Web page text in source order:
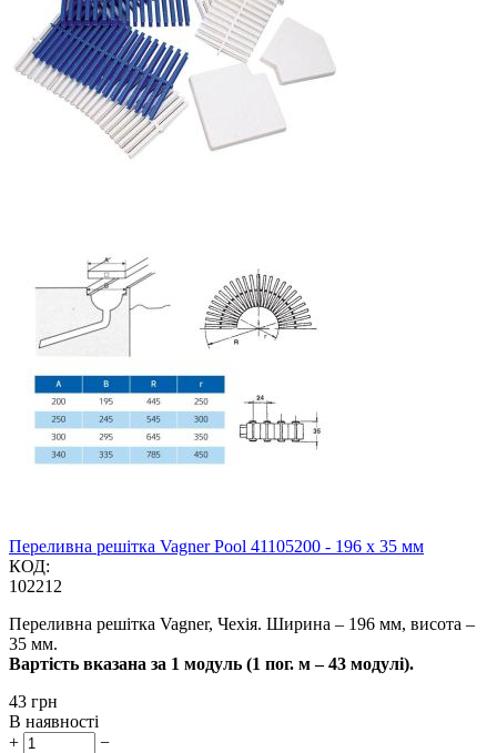
Переливна решітка Vagner Pool 41105200 - 196 x 35 мм
КОД:
102212
Переливна решітка Vagner, Чехія. Ширина – 196 мм, висота –
35 мм.
Вартість вказана за 1 модуль (1 пог. м – 43 модулі).
‍43‍ грн
В наявності
+
−